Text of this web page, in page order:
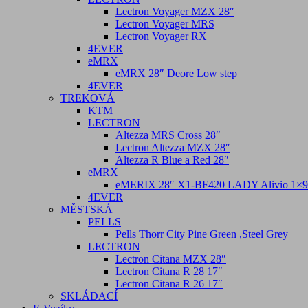
Lectron Voyager MZX 28″
Lectron Voyager MRS
Lectron Voyager RX
4EVER
eMRX
eMRX 28″ Deore Low step
4EVER
TREKOVÁ
KTM
LECTRON
Altezza MRS Cross 28″
Lectron Altezza MZX 28″
Altezza R Blue a Red 28″
eMRX
eMERIX 28″ X1-BF420 LADY Alivio
4EVER
MĚSTSKÁ
PELLS
Pells Thorr City Pine Green ,Steel Grey
LECTRON
Lectron Citana MZX 28″
Lectron Citana R 28 17″
Lectron Citana R 26 17″
SKLÁDACÍ